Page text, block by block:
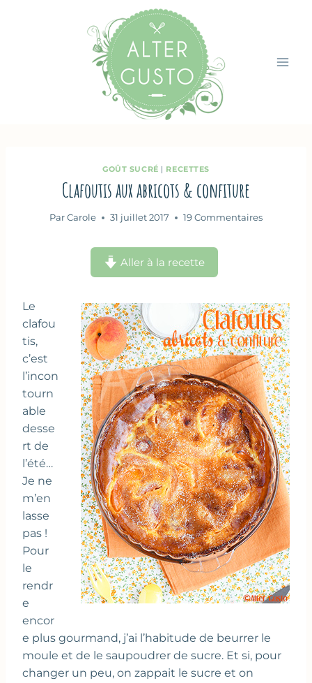
GOÛT SUCRÉ | RECETTES
Clafoutis aux abricots & confiture
Par Carole 31 juillet 2017 19 Commentaires
Aller à la recette
Le
clafou
tis,
c’est
l’incon
tourn
able
desse
rt de
l’été…
Je ne
m’en
lasse
pas !
Pour
le
rendr
e
encor
e plus gourmand, j’ai l’habitude de beurrer le
moule et de le saupoudrer de sucre. Et si, pour
changer un peu, on zappait le sucre et on